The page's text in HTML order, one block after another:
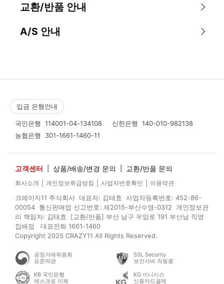
교환/반품 안내
A/S 안내
입금 은행안내
국민은행 114001-04-134108 신한은행 140-010-982138
농협은행 301-1661-1460-11
고객센터 상품/배송/변경 문의 교환/반품 문의
회사소개 개인정보취급방침 사업자번호확인 이용약관
크레이지11 주식회사 대표자: 김태효 사업자등록번호: 452-86-
00054 통신판매업 신고번호: 제2015-부산수영-0312 개인정보관
리 책임자: 김태효 [교환/반품] 부산 남구 우암로 191 부산남 직영
집배점 대표전화 1661-1460
Copyright 2025 CRAZY11 All Rights Reserved.
공정거래위원회
표준약관
SSL Security
보안서버 작동중
KB 국민은행
에스크로 이체
KG 이니시스
신용카드결제